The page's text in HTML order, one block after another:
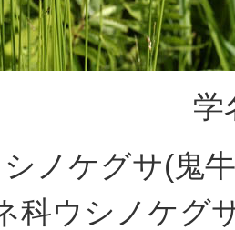
学
ノケグサ(鬼
科ウシノケグ